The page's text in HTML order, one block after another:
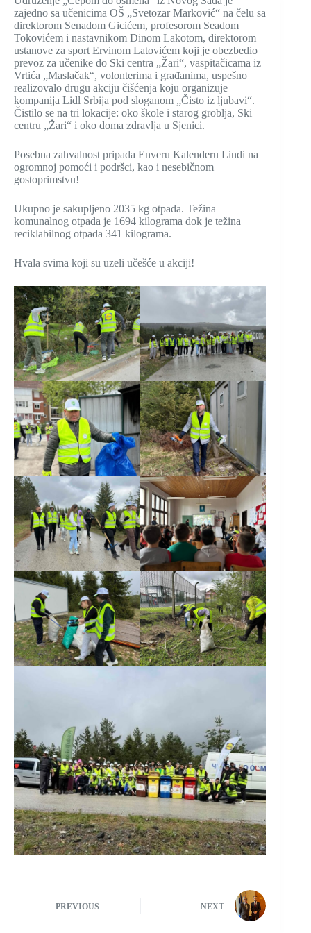
zajedno sa učenicima OŠ „Svetozar Marković“ na čelu sa
direktorom Senadom Gicićem, profesorom Seadom
Tokovićem i nastavnikom Dinom Lakotom, direktorom
ustanove za sport Ervinom Latovićem koji je obezbedio
prevoz za učenike do Ski centra „Žari“, vaspitačicama iz
Vrtića „Maslačak“, volonterima i građanima, uspešno
realizovalo drugu akciju čišćenja koju organizuje
kompanija Lidl Srbija pod sloganom „Čisto iz ljubavi“.
Čistilo se na tri lokacije: oko škole i starog groblja, Ski
centru „Žari“ i oko doma zdravlja u Sjenici.
Posebna zahvalnost pripada Enveru Kalenderu Lindi na
ogromnoj pomoći i podršci, kao i nesebičnom
gostoprimstvu!
Ukupno je sakupljeno 2035 kg otpada. Težina
komunalnog otpada je 1694 kilograma dok je težina
reciklabilnog otpada 341 kilograma.
Hvala svima koji su uzeli učešće u akciji!
PREVIOUS NEXT